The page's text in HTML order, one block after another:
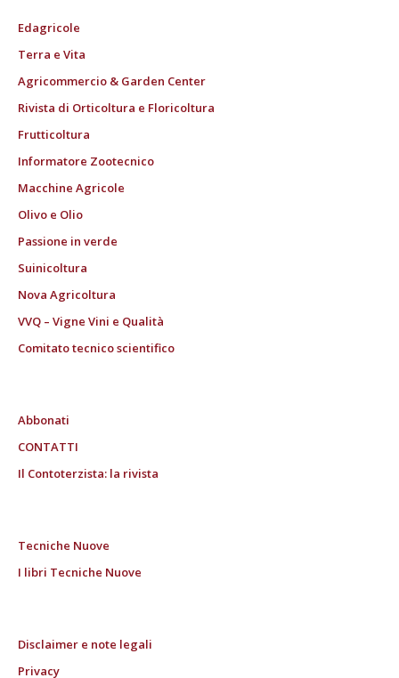
Edagricole
Terra e Vita
Agricommercio & Garden Center
Rivista di Orticoltura e Floricoltura
Frutticoltura
Informatore Zootecnico
Macchine Agricole
Olivo e Olio
Passione in verde
Suinicoltura
Nova Agricoltura
VVQ – Vigne Vini e Qualità
Comitato tecnico scientifico
Abbonati
CONTATTI
Il Contoterzista: la rivista
Tecniche Nuove
I libri Tecniche Nuove
Disclaimer e note legali
Privacy